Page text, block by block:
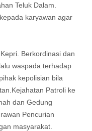
Teluk Dalam.
karyawan agar
Berkordinasi dan
waspada terhadap
kepolisian bila
Patroli ke
dan Gedung
Pencurian
masyarakat.